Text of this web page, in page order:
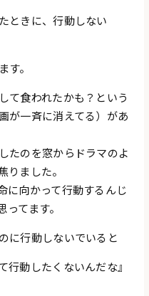
ときに、行動しない
。
て食われたかも？という
が一斉に消えてる）があ
たのを窓からドラマのよ
りました。
に向かって行動するんじ
てます。
に行動しないでいると
行動したくないんだな』